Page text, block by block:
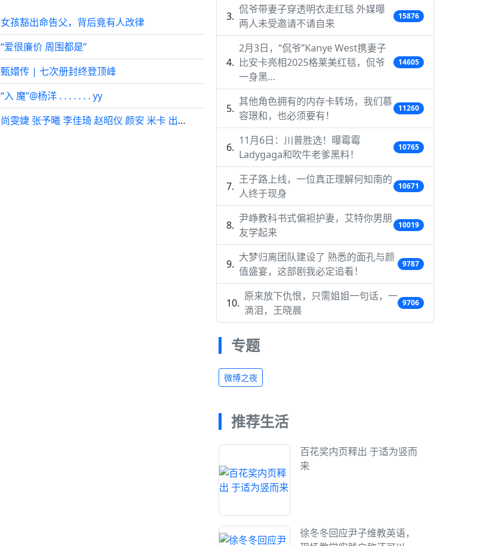
女孩豁出命告父，背后竟有人改律
“爱很廉价 周围都是”
甄嬛传 | 七次册封终登顶峰
“入 魔”@杨洋 . . . . . . . yy
尚雯婕 张予曦 李佳琦 赵昭仪 颜安 米卡 出发直播全程回看20260623
侃爷带妻子穿透明衣走红毯 外媒曝
两人未受邀请不请自来
15876
2月3日，“侃爷”Kanye West携妻子
比安卡亮相2025格莱美红毯，侃爷
一身黑…
14605
其他角色拥有的内存卡转场，我们慕
容璟和，也必须要有！
11260
11月6日：川普胜选！曝霉霉
Ladygaga和吹牛老爹黑料！
10765
王子路上线，一位真正理解何知南的
人终于现身
10671
尹峥教科书式偏袒护妻，艾特你男朋
友学起来
10019
大梦归离团队建设了 熟悉的面孔与颜
值盛宴，这部剧我必定追看！
9787
原来放下仇恨，只需姐姐一句话，一
滴泪，王晓晨
9706
专题
微博之夜
推荐生活
百花奖内页释出 于适为竖而
来
徐冬冬回应尹子维教英语，